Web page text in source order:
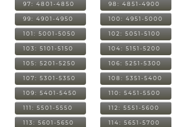
97: 4801-4850 98: 4851-4900
99: 4901-4950 100: 4951-5000
101: 5001-5050 102: 5051-5100
103: 5101-5150 104: 5151-5200
105: 5201-5250 106: 5251-5300
107: 5301-5350 108: 5351-5400
109: 5401-5450 110: 5451-5500
111: 5501-5550 112: 5551-5600
113: 5601-5650 114: 5651-5700